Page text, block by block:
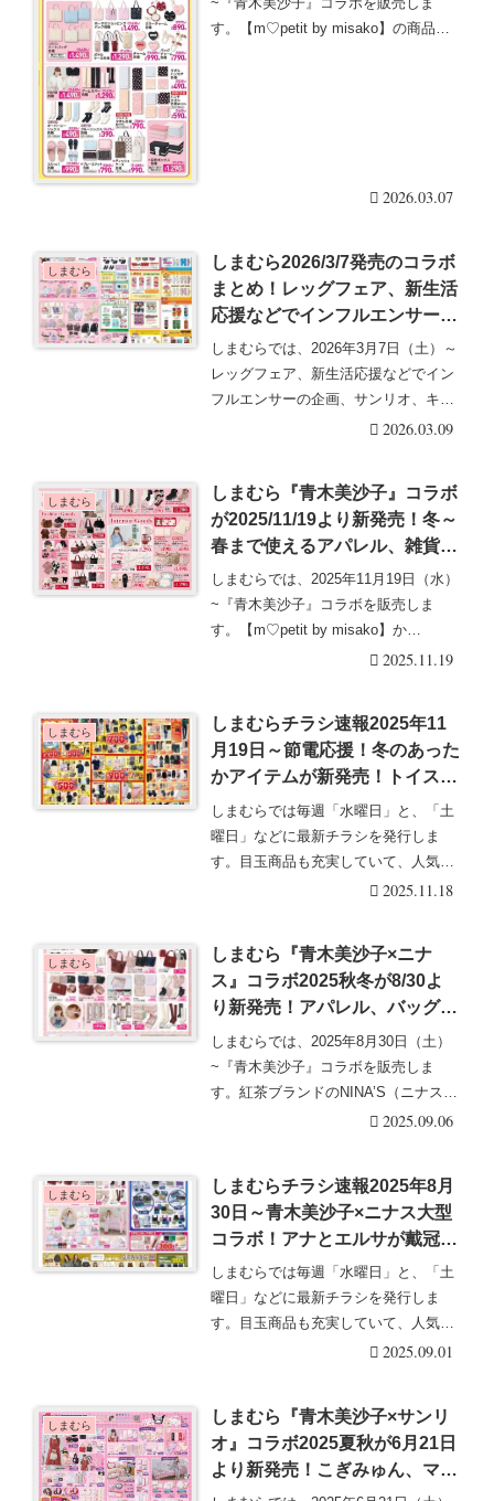
番、種類、販売方法まとめ！再
す。【m♡petit by misako】の商品
2026.03.07
しまむら
しまむら2026/3/7発売のコラボ
まとめ！レッグフェア、新生活
応援などでインフルエンサーの
企画、サンリオ、キャラのソッ
クスも♡口コミ、入荷数、行
列、売り切れ、整理券は？
しまむらでは、2026年3月7日（土）～
レッグフェア、新生活応援などでイン
フルエンサーの企画、サンリオ、キャ
ラのソックス・・・続きを読む2026.03.09
しまむら
しまむら『青木美沙子』コラボ
が2025/11/19より新発売！冬～
春まで使えるアパレル、雑貨、
バッグ、ルーム・インテリアな
どが新発売！口コミ、売り切れ
は？品番、種類、販売方法まと
しまむらでは、2025年11月19日（水）
~『青木美沙子』コラボを販売しま
す。【m♡petit by misako】か
2025.11.19
しまむら
しまむらチラシ速報2025年11
月19日～節電応援！冬のあった
かアイテムが新発売！トイスト
ーリー、ラプンツェルの周年グ
ッズ！久間田琳加、田中里奈、
青木美沙子、HINAの冬アイテ
ム！クリスマスのコーデも！
しまむらでは毎週「水曜日」と、「土
曜日」などに最新チラシを発行しま
す。目玉商品も充実していて、人気の
グッズは発売後即売り・・・続きを読
2025.11.18
しまむら
しまむら『青木美沙子×ニナ
ス』コラボ2025秋冬が8/30よ
り新発売！アパレル、バッグ、
リュック、手袋、マフラー、帽
子、靴、ルーム、インテリア
も！口コミ、売り切れ、再販売
は？品番、種類、販売方法まと
しまむらでは、2025年8月30日（土）
~『青木美沙子』コラボを販売しま
す。紅茶ブランドのNINA’S（ニナス
マリー・・・・続きを読む2025.09.06
しまむら
しまむらチラシ速報2025年8月
30日～青木美沙子×ニナス大型
コラボ！アナとエルサが戴冠式
で着用したドレスをモチーフに
したコスメや雑貨も新発売！
しまむらでは毎週「水曜日」と、「土
曜日」などに最新チラシを発行しま
す。目玉商品も充実していて、人気の
グッズは発売後即売り・・・続きを読
2025.09.01
しまむら
しまむら『青木美沙子×サンリ
オ』コラボ2025夏秋が6月21日
より新発売！こぎみゅん、マロ
ンクリーム、マイメロディ、ク